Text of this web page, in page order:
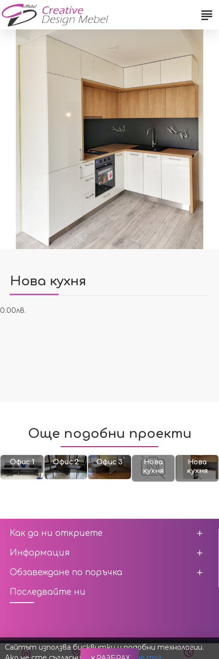
Нова кухня
0.00лв.
Още подобни проекти
Офис 1 Офис 2 Офис 3
Нова
кухня
Нова
кухня
Как да ни откриете
Информация
Обзавеждане по поръчка
Последвайте ни
Изработка и Дизайн от Netsoft ltd.
Сайтът използва бисквитки и подобни технологии.